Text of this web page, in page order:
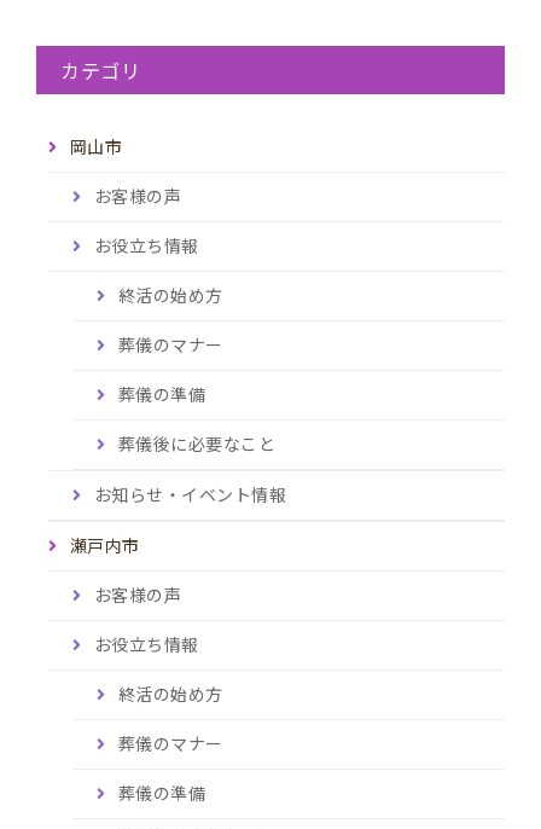
カテゴリ
岡山市
お客様の声
お役立ち情報
終活の始め方
葬儀のマナー
葬儀の準備
葬儀後に必要なこと
お知らせ・イベント情報
瀬戸内市
お客様の声
お役立ち情報
終活の始め方
葬儀のマナー
葬儀の準備